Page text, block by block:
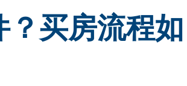
买房流程如